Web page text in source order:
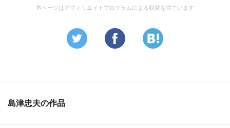
本ページはアフィリエイトプログラムによる収益を得ています
島津忠夫の作品